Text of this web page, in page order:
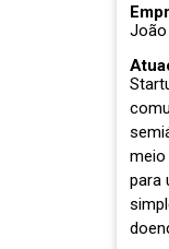
João
para